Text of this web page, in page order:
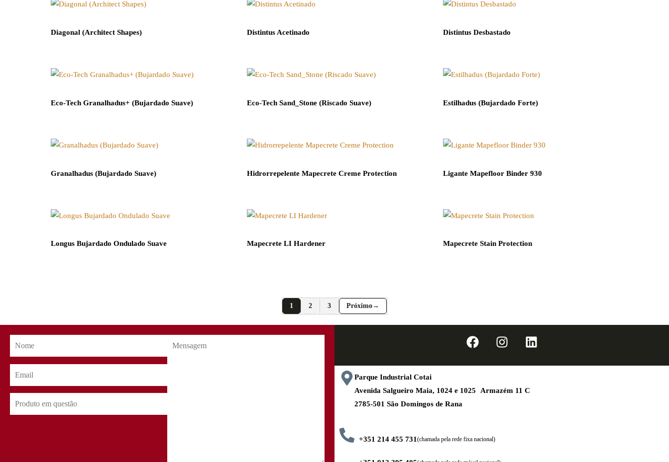
Diagonal (Architect Shapes) Distintus Acetinado Distintus Desbastado
Eco-Tech Granalhadus+ (Bujardado Suave) Eco-Tech Sand_Stone (Riscado Suave) Estilhadus (Bujardado Forte)
Granalhadus (Bujardado Suave) Hidrorrepelente Mapecrete Creme Protection Ligante Mapefloor Binder 930
Longus Bujardado Ondulado Suave Mapecrete LI Hardener Mapecrete Stain Protection
1 2 3 →
Parque Industrial Cotai
Avenida Salgueiro Maia, 1024 e 1025 Armazém 11 C
2785-501 São Domingos de Rana
+351 214 455 731 (chamada pela rede fixa nacional)